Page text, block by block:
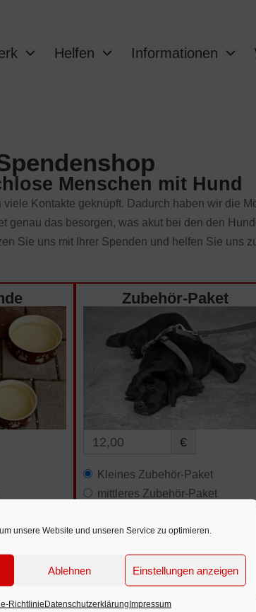
unsere Website und unseren Service zu optimieren.
Ablehnen Einstellungen anzeigen
RichtlinieDatenschutzerklärungImpressum
Helfen Informationen
Menschen mit Hund
Kontakte geknüpft. Dadurch haben wir die
das besorgen, was akut bei den den
Sie uns mit Ihrer Spenden und helfen Sie uns
Zubehör-Paket
12,00 €
Kleines Zubehör-Paket
mittleres Zubehör-Paket